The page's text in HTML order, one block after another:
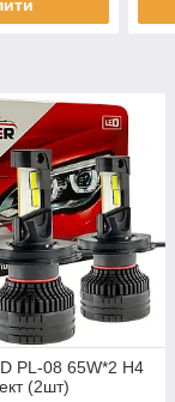
PL-08 65W*2 H4
(2шт)